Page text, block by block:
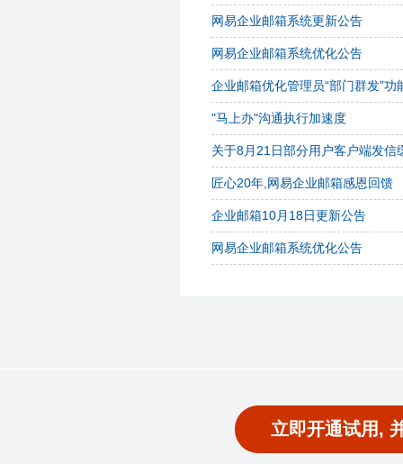
网易企业邮箱系统更新公告
网易企业邮箱系统优化公告
企业邮箱优化管理员“部门群发”功
"马上办"沟通执行加速度
关于8月21日部分用户客户端发信
匠心20年,网易企业邮箱感恩回馈
企业邮箱10月18日更新公告
网易企业邮箱系统优化公告
立即开通试用,